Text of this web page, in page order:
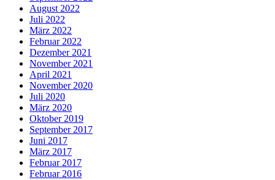
August 2022
Juli 2022
März 2022
Februar 2022
Dezember 2021
November 2021
April 2021
November 2020
Juli 2020
März 2020
Oktober 2019
September 2017
Juni 2017
März 2017
Februar 2017
Februar 2016